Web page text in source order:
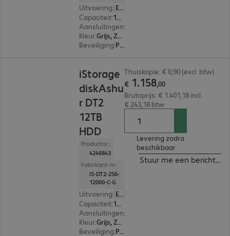
Uitvoering: Europa
Capaciteit: 10 TB
Aansluitingen:
Kleur:
Grijs, Zwart
Beveiliging: PIN-bescherming met alfanumeriek toetsenbord, 256-bit AES-XTS versleuteling, FIPS 140-2 Standard, FIPS 197 Standard
iStorage
diskAshu
r DT2
12TB
HDD
Productnr.:
4246843
Fabrikant-nr.:
IS-DT2-256-
12000-C-G
Uitvoering: Europa
Capaciteit: 12 TB
Aansluitingen:
Kleur:
Grijs, Zwart
Beveiliging: PIN-bescherming met alfanumeriek toetsenbord, 256-bit AES-XTS versleuteling, FIPS 140-2 Standard, FIPS 197 Standard
Thuiskopie: € 0,90 (excl. btw)
€ 1.158,00
Brutoprijs: € 1.401,18 incl.
€ 243,18 btw
Levering zodra
beschikbaar
Stuur me een bericht